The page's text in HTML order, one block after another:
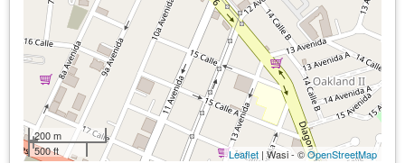
200 m
500 ft
Leaflet | Wasi - ©OpenStreetMap